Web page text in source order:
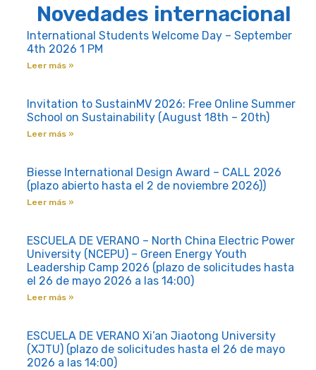
Novedades internacional
International Students Welcome Day – September
4th 2026 1 PM
Leer más »
Invitation to SustainMV 2026: Free Online Summer
School on Sustainability (August 18th – 20th)
Leer más »
Biesse International Design Award – CALL 2026
(plazo abierto hasta el 2 de noviembre 2026))
Leer más »
ESCUELA DE VERANO – North China Electric Power
University (NCEPU) – Green Energy Youth
Leadership Camp 2026 (plazo de solicitudes hasta
el 26 de mayo 2026 a las 14:00)
Leer más »
ESCUELA DE VERANO Xi’an Jiaotong University
(XJTU) (plazo de solicitudes hasta el 26 de mayo
2026 a las 14:00)